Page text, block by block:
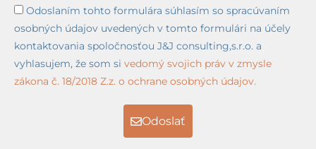
Odoslaním tohto formulára súhlasím so spracúvaním
osobných údajov uvedených v tomto formulári na účely
kontaktovania spoločnosťou J&J consulting,s.r.o. a
vyhlasujem, že som si vedomý svojich práv v zmysle
zákona č. 18/2018 Z.z. o ochrane osobných údajov.
Odoslať